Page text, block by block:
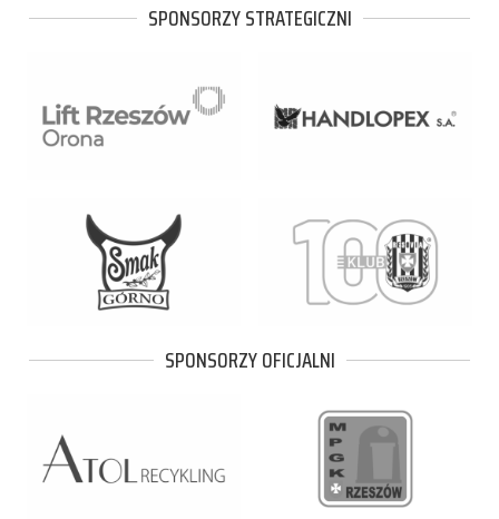
SPONSORZY STRATEGICZNI
SPONSORZY OFICJALNI